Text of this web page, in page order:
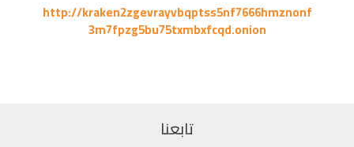
http://kraken2zgevrayvbqptss5nf7666hmznonf
3m7fpzg5bu75txmbxfcqd.onion
تابعنا